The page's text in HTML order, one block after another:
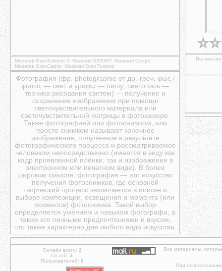
Maserati GranTurismo S Maserati 3200GT Maserati Coupe
Maserati GranCabrio
Maserati GranTurismo
Фотография (фр. photographie от др.-греч. φως /
φωτος — свет и γραφω — пишу; светопись —
техника рисования светом) — получение и
сохранение изображения при помощи
светочувствительного материала или
светочувствительной матрицы в фотокамере.
Также фотографией или фотоснимком, или
просто снимком называют конечное
изображение, полученное в результате
фотографического процесса и рассматриваемое
человеком непосредственно (имеется в виду как
кадр проявленной плёнки, так и изображение в
электронном или печатном виде). В более
широком смысле, фотография — это искусство
получения фотоснимков, где основной
творческий процесс заключается в поиске и
выборе композиции, освещения и момента (или
моментов) фотоснимка. Такой выбор
определяется умением и навыком фотографа, а
также его личными предпочтениями и вкусом,
что также характерно для любого вида искусства.
Вы
Онлайн всего: 2
Гостей: 2
Пользователей: 0
Все материалы,
При